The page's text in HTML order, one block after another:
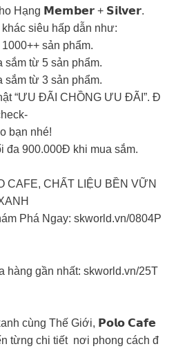
Hạng 𝗠𝗲𝗺𝗯𝗲𝗿 + 𝗦𝗶𝗹𝘃𝗲𝗿.
siêu hấp dẫn như:
sản phẩm.
sắm từ 5 sản phẩm.
sắm từ 3 sản phẩm.
“ƯU ĐÃI CHỒNG ƯU ĐÃI”. Đ
bạn nhé!
đa 900.000Đ khi mua sắm.
CHẤT LIỆU BỀN VỮN
Phá Ngay: skworld.vn/0804P
hàng gần nhất: skworld.vn/25T
cùng Thế Giới, 𝗣𝗼𝗹𝗼 𝗖𝗮𝗳𝗲
từng chi tiết nơi phong cách đ